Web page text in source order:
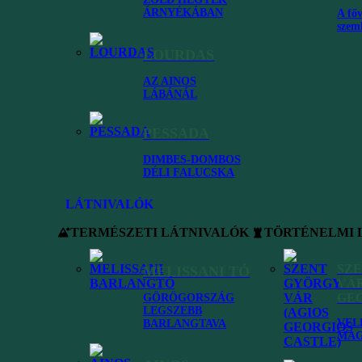
ÁRNYÉKÁBAN
LOURDAS
AZ AINOS
LÁBÁNÁL
PESSADA
DIMBES-DOMBOS
DÉLI FALUCSKA
A
LÁTNIVALÓK
TERMÉSZETI LÁTNIVALÓK
MELISSANI TÓ
GÖRÖGORSZÁG
LEGSZEBB
BARLANGTAVA
TÖRTÉNELMI
továbbá a parkoló maradt murvás, földes terület, de az
levezető út keskenysége maradt, ami szembejövőknél bizony
terjednek ki erre a szakaszra – odafigyelve ugyan járható, de
Zolából is láthatunk és ahová arról az útról is lemehetünk, amely a